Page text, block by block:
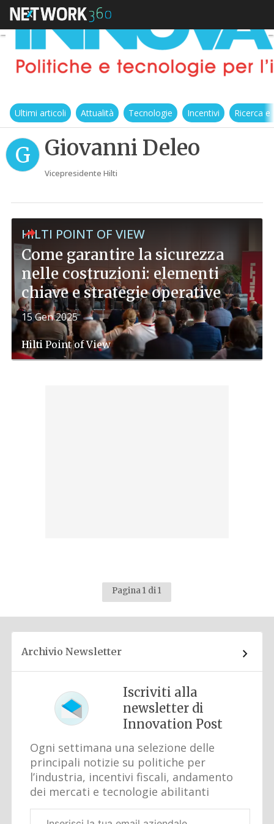
Ultimi articoli Attualità Tecnologie Incentivi Ricerca
G Giovanni Deleo
Vicepresidente Hilti
HILTI POINT OF VIEW
Come garantire la sicurezza
nelle costruzioni: elementi
chiave e strategie operative
15 Gen 2025
Hilti Point of View
Pagina 1 di 1
Archivio Newsletter
Iscriviti alla
newsletter di
Innovation Post
Ogni settimana una selezione delle
principali notizie su politiche per
l’industria, incentivi fiscali, andamento
dei mercati e tecnologie abilitanti